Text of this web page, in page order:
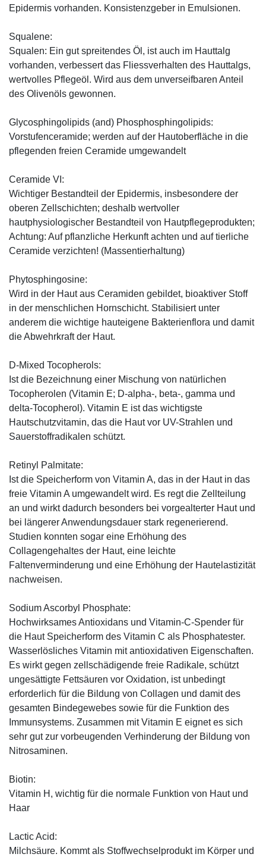
Epidermis vorhanden. Konsistenzgeber in Emulsionen.
Squalene:
Squalen: Ein gut spreitendes Öl, ist auch im Hauttalg
vorhanden, verbessert das Fliessverhalten des Hauttalgs,
wertvolles Pflegeöl. Wird aus dem unverseifbaren Anteil
des Olivenöls gewonnen.
Glycosphingolipids (and) Phosphosphingolipids:
Vorstufenceramide; werden auf der Hautoberfläche in die
pflegenden freien Ceramide umgewandelt
Ceramide VI:
Wichtiger Bestandteil der Epidermis, insbesondere der
oberen Zellschichten; deshalb wertvoller
hautphysiologischer Bestandteil von Hautpflegeprodukten;
Achtung: Auf pflanzliche Herkunft achten und auf tierliche
Ceramide verzichten! (Massentierhaltung)
Phytosphingosine:
Wird in der Haut aus Ceramiden gebildet, bioaktiver Stoff
in der menschlichen Hornschicht. Stabilisiert unter
anderem die wichtige hauteigene Bakterienflora und damit
die Abwehrkraft der Haut.
D-Mixed Tocopherols:
Ist die Bezeichnung einer Mischung von natürlichen
Tocopherolen (Vitamin E; D-alpha-, beta-, gamma und
delta-Tocopherol). Vitamin E ist das wichtigste
Hautschutzvitamin, das die Haut vor UV-Strahlen und
Sauerstoffradikalen schützt.
Retinyl Palmitate:
Ist die Speicherform von Vitamin A, das in der Haut in das
freie Vitamin A umgewandelt wird. Es regt die Zellteilung
an und wirkt dadurch besonders bei vorgealterter Haut und
bei längerer Anwendungsdauer stark regenerierend.
Studien konnten sogar eine Erhöhung des
Collagengehaltes der Haut, eine leichte
Faltenverminderung und eine Erhöhung der Hautelastizität
nachweisen.
Sodium Ascorbyl Phosphate:
Hochwirksames Antioxidans und Vitamin-C-Spender für
die Haut Speicherform des Vitamin C als Phosphatester.
Wasserlösliches Vitamin mit antioxidativen Eigenschaften.
Es wirkt gegen zellschädigende freie Radikale, schützt
ungesättigte Fettsäuren vor Oxidation, ist unbedingt
erforderlich für die Bildung von Collagen und damit des
gesamten Bindegewebes sowie für die Funktion des
Immunsystems. Zusammen mit Vitamin E eignet es sich
sehr gut zur vorbeugenden Verhinderung der Bildung von
Nitrosaminen.
Biotin:
Vitamin H, wichtig für die normale Funktion von Haut und
Haar
Lactic Acid:
Milchsäure. Kommt als Stoffwechselprodukt im Körper und